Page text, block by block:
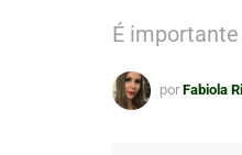
É
por Fabiola